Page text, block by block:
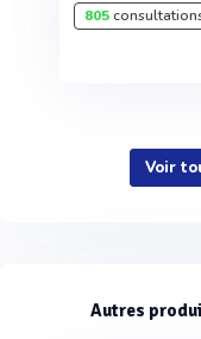
805
Voir
Autres